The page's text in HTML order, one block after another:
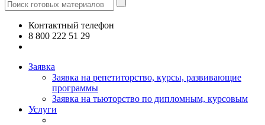
Контактный телефон
8 800 222 51 29
Заявка
Заявка на репетиторство, курсы, развивающие
программы
Заявка на тьюторство по дипломным, курсовым
Услуги